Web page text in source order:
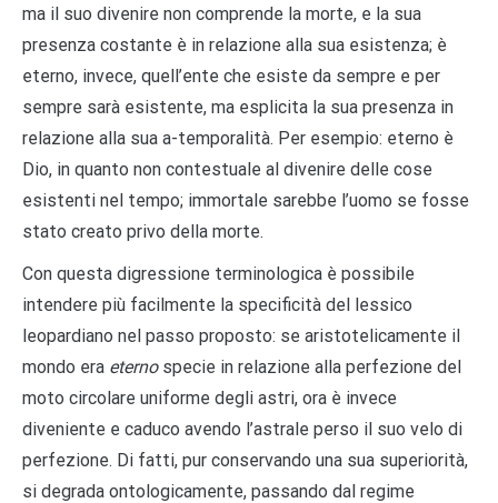
ma il suo divenire non comprende la morte, e la sua
presenza costante è in relazione alla sua esistenza; è
eterno, invece, quell’ente che esiste da sempre e per
sempre sarà esistente, ma esplicita la sua presenza in
relazione alla sua a-temporalità. Per esempio: eterno è
Dio, in quanto non contestuale al divenire delle cose
esistenti nel tempo; immortale sarebbe l’uomo se fosse
stato creato privo della morte.
Con questa digressione terminologica è possibile
intendere più facilmente la specificità del lessico
leopardiano nel passo proposto: se aristotelicamente il
mondo era eterno specie in relazione alla perfezione del
moto circolare uniforme degli astri, ora è invece
diveniente e caduco avendo l’astrale perso il suo velo di
perfezione. Di fatti, pur conservando una sua superiorità,
si degrada ontologicamente, passando dal regime